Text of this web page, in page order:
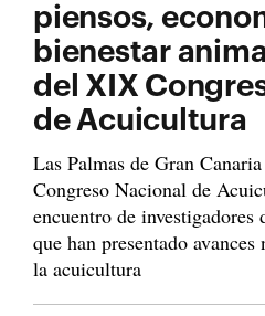
piensos,
bienestar
del XIX
de Acuicultura
Las Palmas de Gran
Congreso Nacional de
encuentro de investigadores
que han presentado
la acuicultura